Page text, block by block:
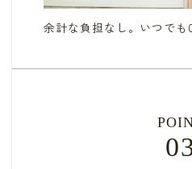
余計な負担なし。いつでも